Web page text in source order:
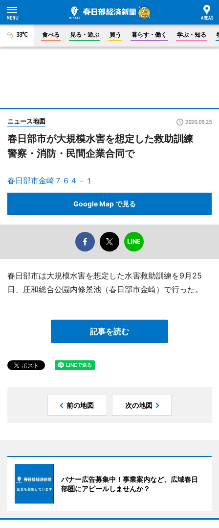
33°C 食べる 見る・遊ぶ 買う 暮らす・働く 学ぶ・知る
ニュース地図 2020.09.25
春日部市が大規模水害を想定した救助訓練
警察・消防・民間企業合同で
春日部市金崎７６４－１
Google Map で見る
春日部市は大規模水害を想定した水害救助訓練を9月25
日、庄和総合公園内修景池（春日部市金崎）で行った。
記事を読む
前の地図 次の地図
バナー広告募集中！事業案内など、広域春日
部圏にアピールしませんか？